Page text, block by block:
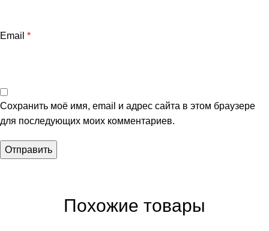
Email *
Сохранить моё имя, email и адрес сайта в этом браузере
для последующих моих комментариев.
Похожие товары